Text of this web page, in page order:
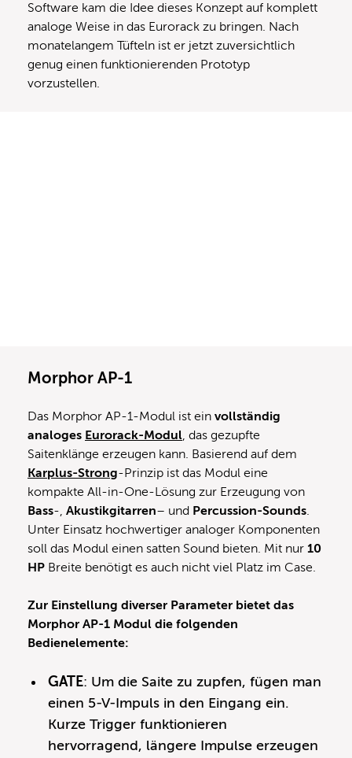
Software kam die Idee dieses Konzept auf komplett
analoge Weise in das Eurorack zu bringen. Nach
monatelangem Tüfteln ist er jetzt zuversichtlich
genug einen funktionierenden Prototyp
vorzustellen.
Morphor AP-1
Das Morphor AP-1-Modul ist ein vollständig
analoges Eurorack-Modul, das gezupfte
Saitenklänge erzeugen kann. Basierend auf dem
Karplus-Strong-Prinzip ist das Modul eine
kompakte All-in-One-Lösung zur Erzeugung von
Bass-, Akustikgitarren– und Percussion-Sounds.
Unter Einsatz hochwertiger analoger Komponenten
soll das Modul einen satten Sound bieten. Mit nur 10
HP Breite benötigt es auch nicht viel Platz im Case.
Zur Einstellung diverser Parameter bietet das
Morphor AP-1 Modul die folgenden
Bedienelemente:
GATE: Um die Saite zu zupfen, fügen man
einen 5-V-Impuls in den Eingang ein.
Kurze Trigger funktionieren
hervorragend, längere Impulse erzeugen